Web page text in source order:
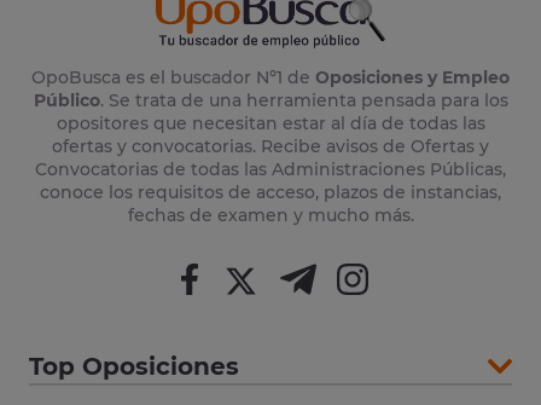
OpoBusca es el buscador Nº1 de Oposiciones y Empleo
Público. Se trata de una herramienta pensada para los
opositores que necesitan estar al día de todas las
ofertas y convocatorias. Recibe avisos de Ofertas y
Convocatorias de todas las Administraciones Públicas,
conoce los requisitos de acceso, plazos de instancias,
fechas de examen y mucho más.
Top Oposiciones